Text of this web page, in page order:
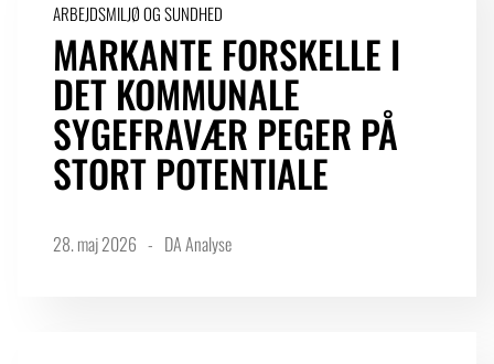
ARBEJDSMILJØ OG SUNDHED
MARKANTE FORSKELLE I
DET KOMMUNALE
SYGEFRAVÆR PEGER PÅ
STORT POTENTIALE
28. maj 2026 DA Analyse